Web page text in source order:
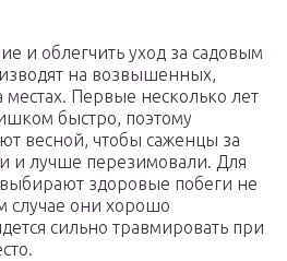
и облегчить уход за садовым
на возвышенных,
Первые несколько лет
быстро, поэтому
весной, чтобы саженцы за
и лучше перезимовали. Для
здоровые побеги не
случае они хорошо
сильно травмировать при